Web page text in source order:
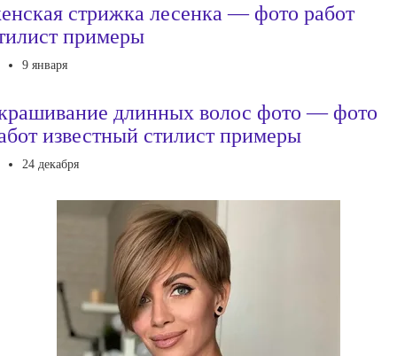
стрижка лесенка — фото работ
примеры
9 января
длинных волос фото — фото
известный стилист примеры
24 декабря